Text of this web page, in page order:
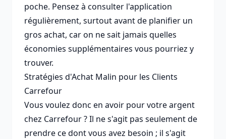
poche. Pensez à consulter l'application
régulièrement, surtout avant de planifier un
gros achat, car on ne sait jamais quelles
économies supplémentaires vous pourriez y
trouver.
Stratégies d'Achat Malin pour les Clients
Carrefour
Vous voulez donc en avoir pour votre argent
chez Carrefour ? Il ne s'agit pas seulement de
prendre ce dont vous avez besoin ; il s'agit